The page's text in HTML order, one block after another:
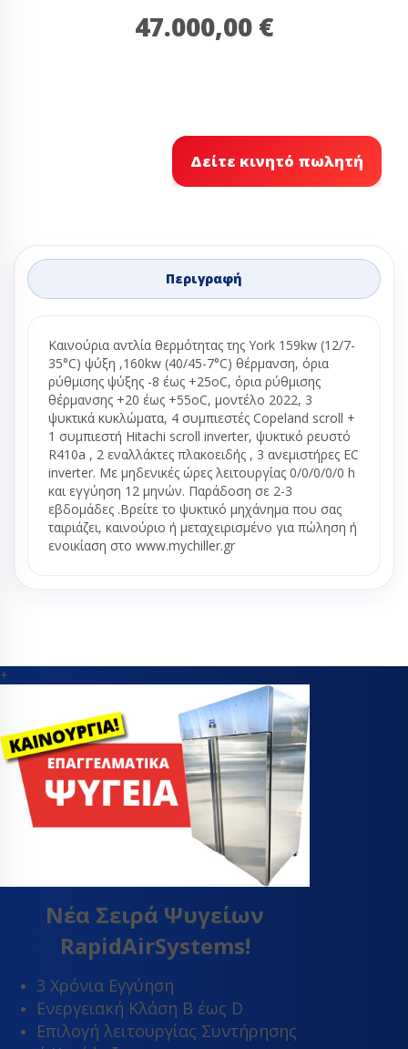
47.000,00 €
Δείτε κινητό πωλητή
Περιγραφή
Καινούρια αντλία θερμότητας της York 159kw (12/7-
35°C) ψύξη ,160kw (40/45-7°C) θέρμανση, όρια
ρύθμισης ψύξης -8 έως +25οC, όρια ρύθμισης
θέρμανσης +20 έως +55οC, μοντέλο 2022, 3
ψυκτικά κυκλώματα, 4 συμπιεστές Copeland scroll +
1 συμπιεστή Hitachi scroll inverter, ψυκτικό ρευστό
R410a , 2 εναλλάκτες πλακοειδής , 3 ανεμιστήρες EC
inverter. Με μηδενικές ώρες λειτουργίας 0/0/0/0/0 h
και εγγύηση 12 μηνών. Παράδοση σε 2-3
εβδομάδες .Βρείτε το ψυκτικό μηχάνημα που σας
ταιριάζει, καινούριο ή μεταχειρισμένο για πώληση ή
ενοικίαση στο www.mychiller.gr
+
Νέα Σειρά Ψυγείων
RapidAirSystems!
3 Χρόνια Εγγύηση
Ενεργειακή Κλάση Β έως D
Επιλογή λειτουργίας Συντήρησης